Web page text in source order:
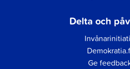
Delta och
Ge